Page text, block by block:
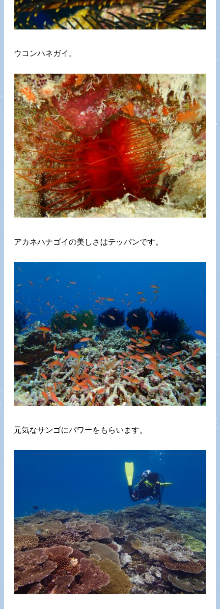
ウコンハネガイ。
アカネハナゴイの美しさはテッパンです。
元気なサンゴにパワーをもらいます。